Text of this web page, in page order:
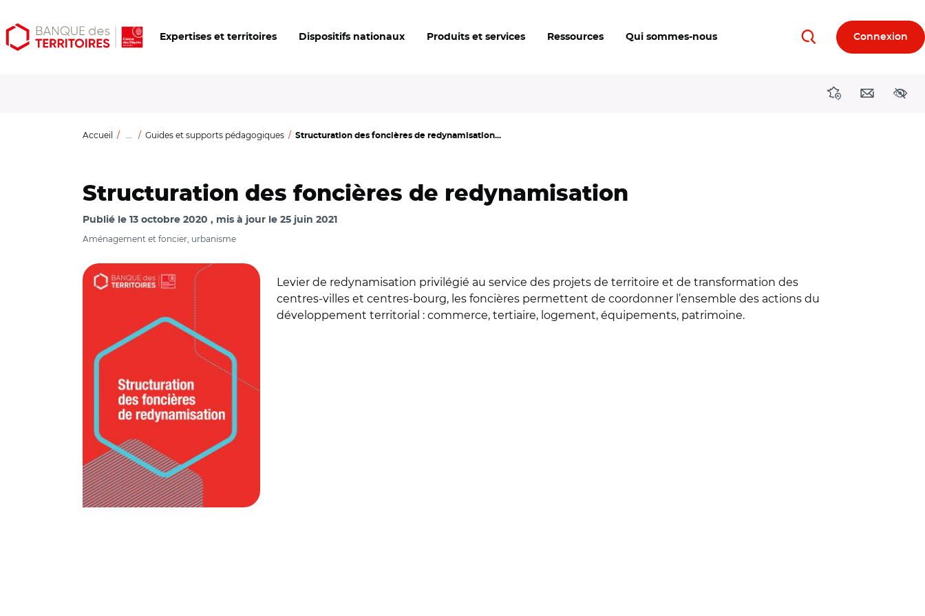
Aller
au
Aller
au
Ouvrir
les
Expertises et territoires Dispositifs nationaux Produits et services Ressources Qui sommes-nous RechercherConnexion
DirectionsContact
Accueil ... Guides et supports pédagogiques Structuration des foncières de redynamisation...
Structuration des foncières de redynamisation
Publié le 13 octobre 2020 mis à jour le 25 juin 2021
Aménagement et foncier, urbanisme
Levier de redynamisation privilégié au service des projets de territoire et de transformation des
centres-villes et centres-bourg, les foncières permettent de coordonner l’ensemble des actions du
développement territorial : commerce, tertiaire, logement, équipements, patrimoine.